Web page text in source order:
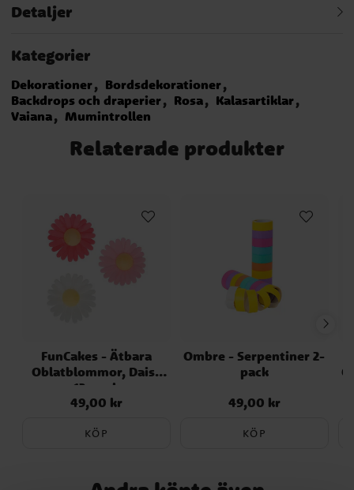
Detaljer
Kategorier
Dekorationer
Bordsdekorationer
Backdrops och draperier
Rosa
Kalasartiklar
Vaiana
Mumintrollen
Relaterade produkter
FunCakes - Ätbara
Oblatblommor, Daisy
13-pack
Pris:49,00 kr
49,00 kr
KÖP
Ombre - Serpentiner 2-
pack
Pris:49,00 kr
49,00 kr
KÖP